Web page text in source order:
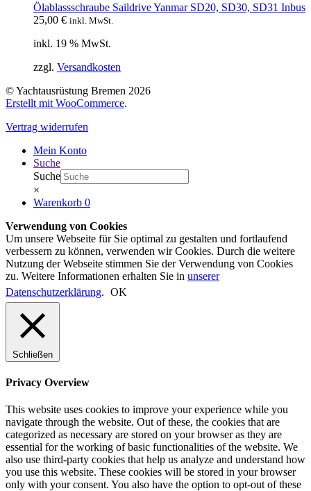
Ölablassschraube Saildrive Yanmar SD20, SD30, SD31 Inbus
25,00 € inkl. MwSt.
inkl. 19 % MwSt.
zzgl. Versandkosten
© Yachtausrüstung Bremen 2026
Erstellt mit WooCommerce.
Vertrag widerrufen
Mein Konto
Suche
Suche
×
Warenkorb 0
Verwendung von Cookies
Um unsere Webseite für Sie optimal zu gestalten und fortlaufend
verbessern zu können, verwenden wir Cookies. Durch die weitere
Nutzung der Webseite stimmen Sie der Verwendung von Cookies
zu. Weitere Informationen erhalten Sie in unserer
Datenschutzerklärung. OK
Schließen
Privacy Overview
This website uses cookies to improve your experience while you
navigate through the website. Out of these, the cookies that are
categorized as necessary are stored on your browser as they are
essential for the working of basic functionalities of the website. We
also use third-party cookies that help us analyze and understand how
you use this website. These cookies will be stored in your browser
only with your consent. You also have the option to opt-out of these